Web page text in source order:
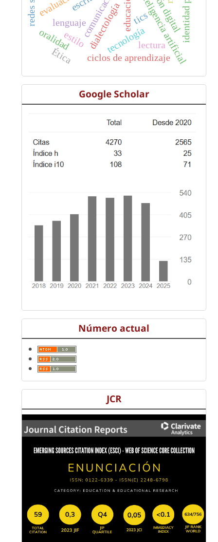
lenguaje
tecnología
educacióninteligencia artificial
tics
ciclos de aprendizaje
estilo lectura
oralidad dialectología
Ética
Google Scholar
Número actual
JCR